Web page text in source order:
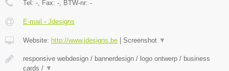
Tel: - , Fax: - , BTW-nr: -
E-mail › Jdesigns
Website: http://www.jdesigns.be | Screenshot ▼
responsive webdesign / bannerdesign / logo ontwerp / business
cards / ▼